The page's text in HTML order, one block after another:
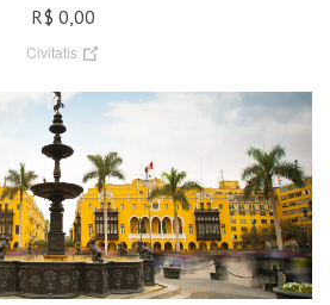
R$ 0,00
Civitatis